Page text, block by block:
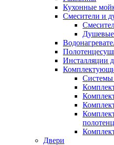
Кухонные
Смесители и
Инсталляции
Системы
Двери